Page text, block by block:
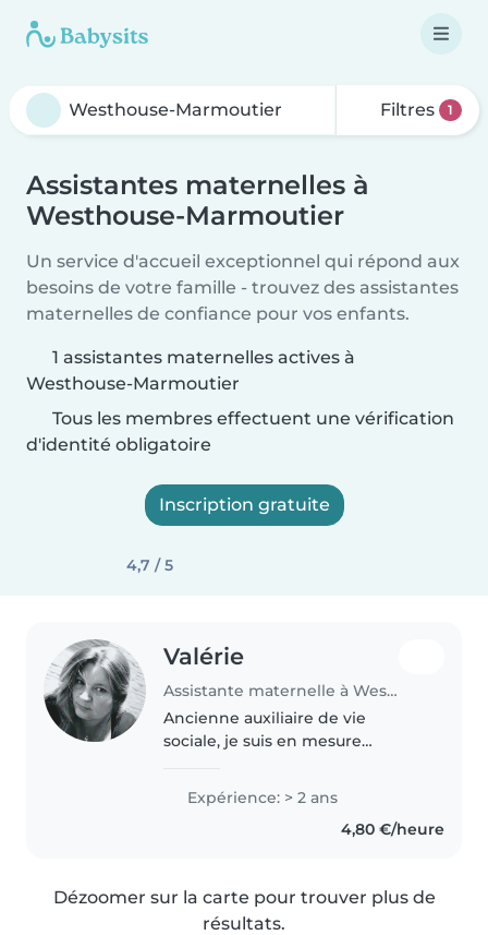
Filtres 1
Assistantes maternelles à
Westhouse-Marmoutier
Un service d'accueil exceptionnel qui répond aux
besoins de votre famille - trouvez des assistantes
maternelles de confiance pour vos enfants.
1 assistantes maternelles actives à
Westhouse-Marmoutier
Tous les membres effectuent une vérification
d'identité obligatoire
Inscription gratuite
4,7 / 5
Valérie
Assistante maternelle à Westhouse-Marmoutier
Ancienne auxiliaire de vie
sociale, je suis en mesure
besoins spécifiques. Le respect
et la bienveillance sont mes
Expérience: > 2 ans
4,80 €/heure
Dézoomer sur la carte pour trouver plus de
résultats.